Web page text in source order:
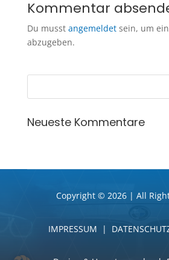
Kommentar
Du musst angemeldetsein, um
abzugeben.
Neueste Kommentare
Copyright © 2026 | All
IMPRESSUM |